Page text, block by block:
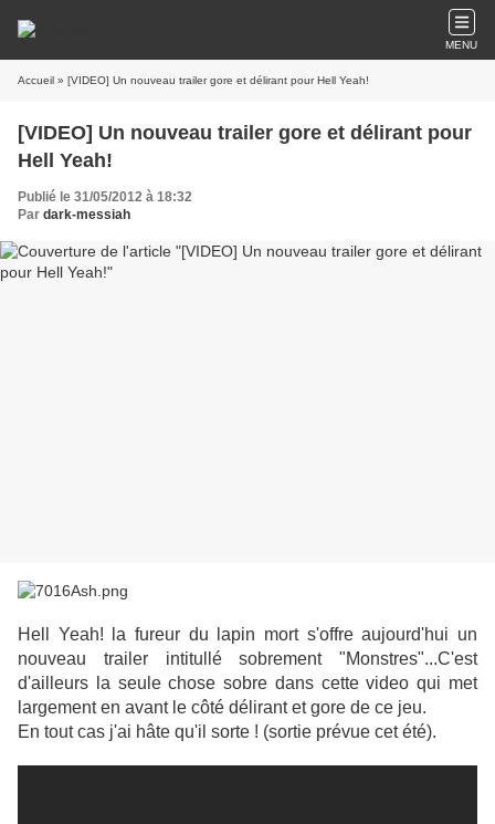
MENU
Accueil » [VIDEO] Un nouveau trailer gore et délirant pour Hell Yeah!
[VIDEO] Un nouveau trailer gore et délirant pour
Hell Yeah!
Publié le 31/05/2012 à 18:32
Par dark-messiah
Hell Yeah! la fureur du lapin mort s'offre aujourd'hui un
nouveau trailer intitullé sobrement "Monstres"...C'est
d'ailleurs la seule chose sobre dans cette video qui met
largement en avant le côté délirant et gore de ce jeu.
En tout cas j'ai hâte qu'il sorte ! (sortie prévue cet été).